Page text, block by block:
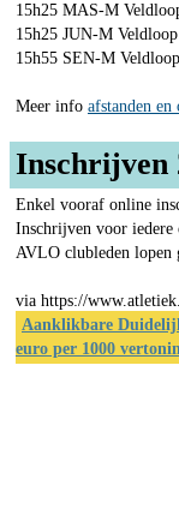
15h25 MAS-M
15h25 JUN-M
15h55 SEN-M
Meer info afstanden
Inschrijven
Enkel vooraf online
Inschrijven voor iedere
AVLO clubleden lopen
via https://
Aanklikbare
euro per 1000